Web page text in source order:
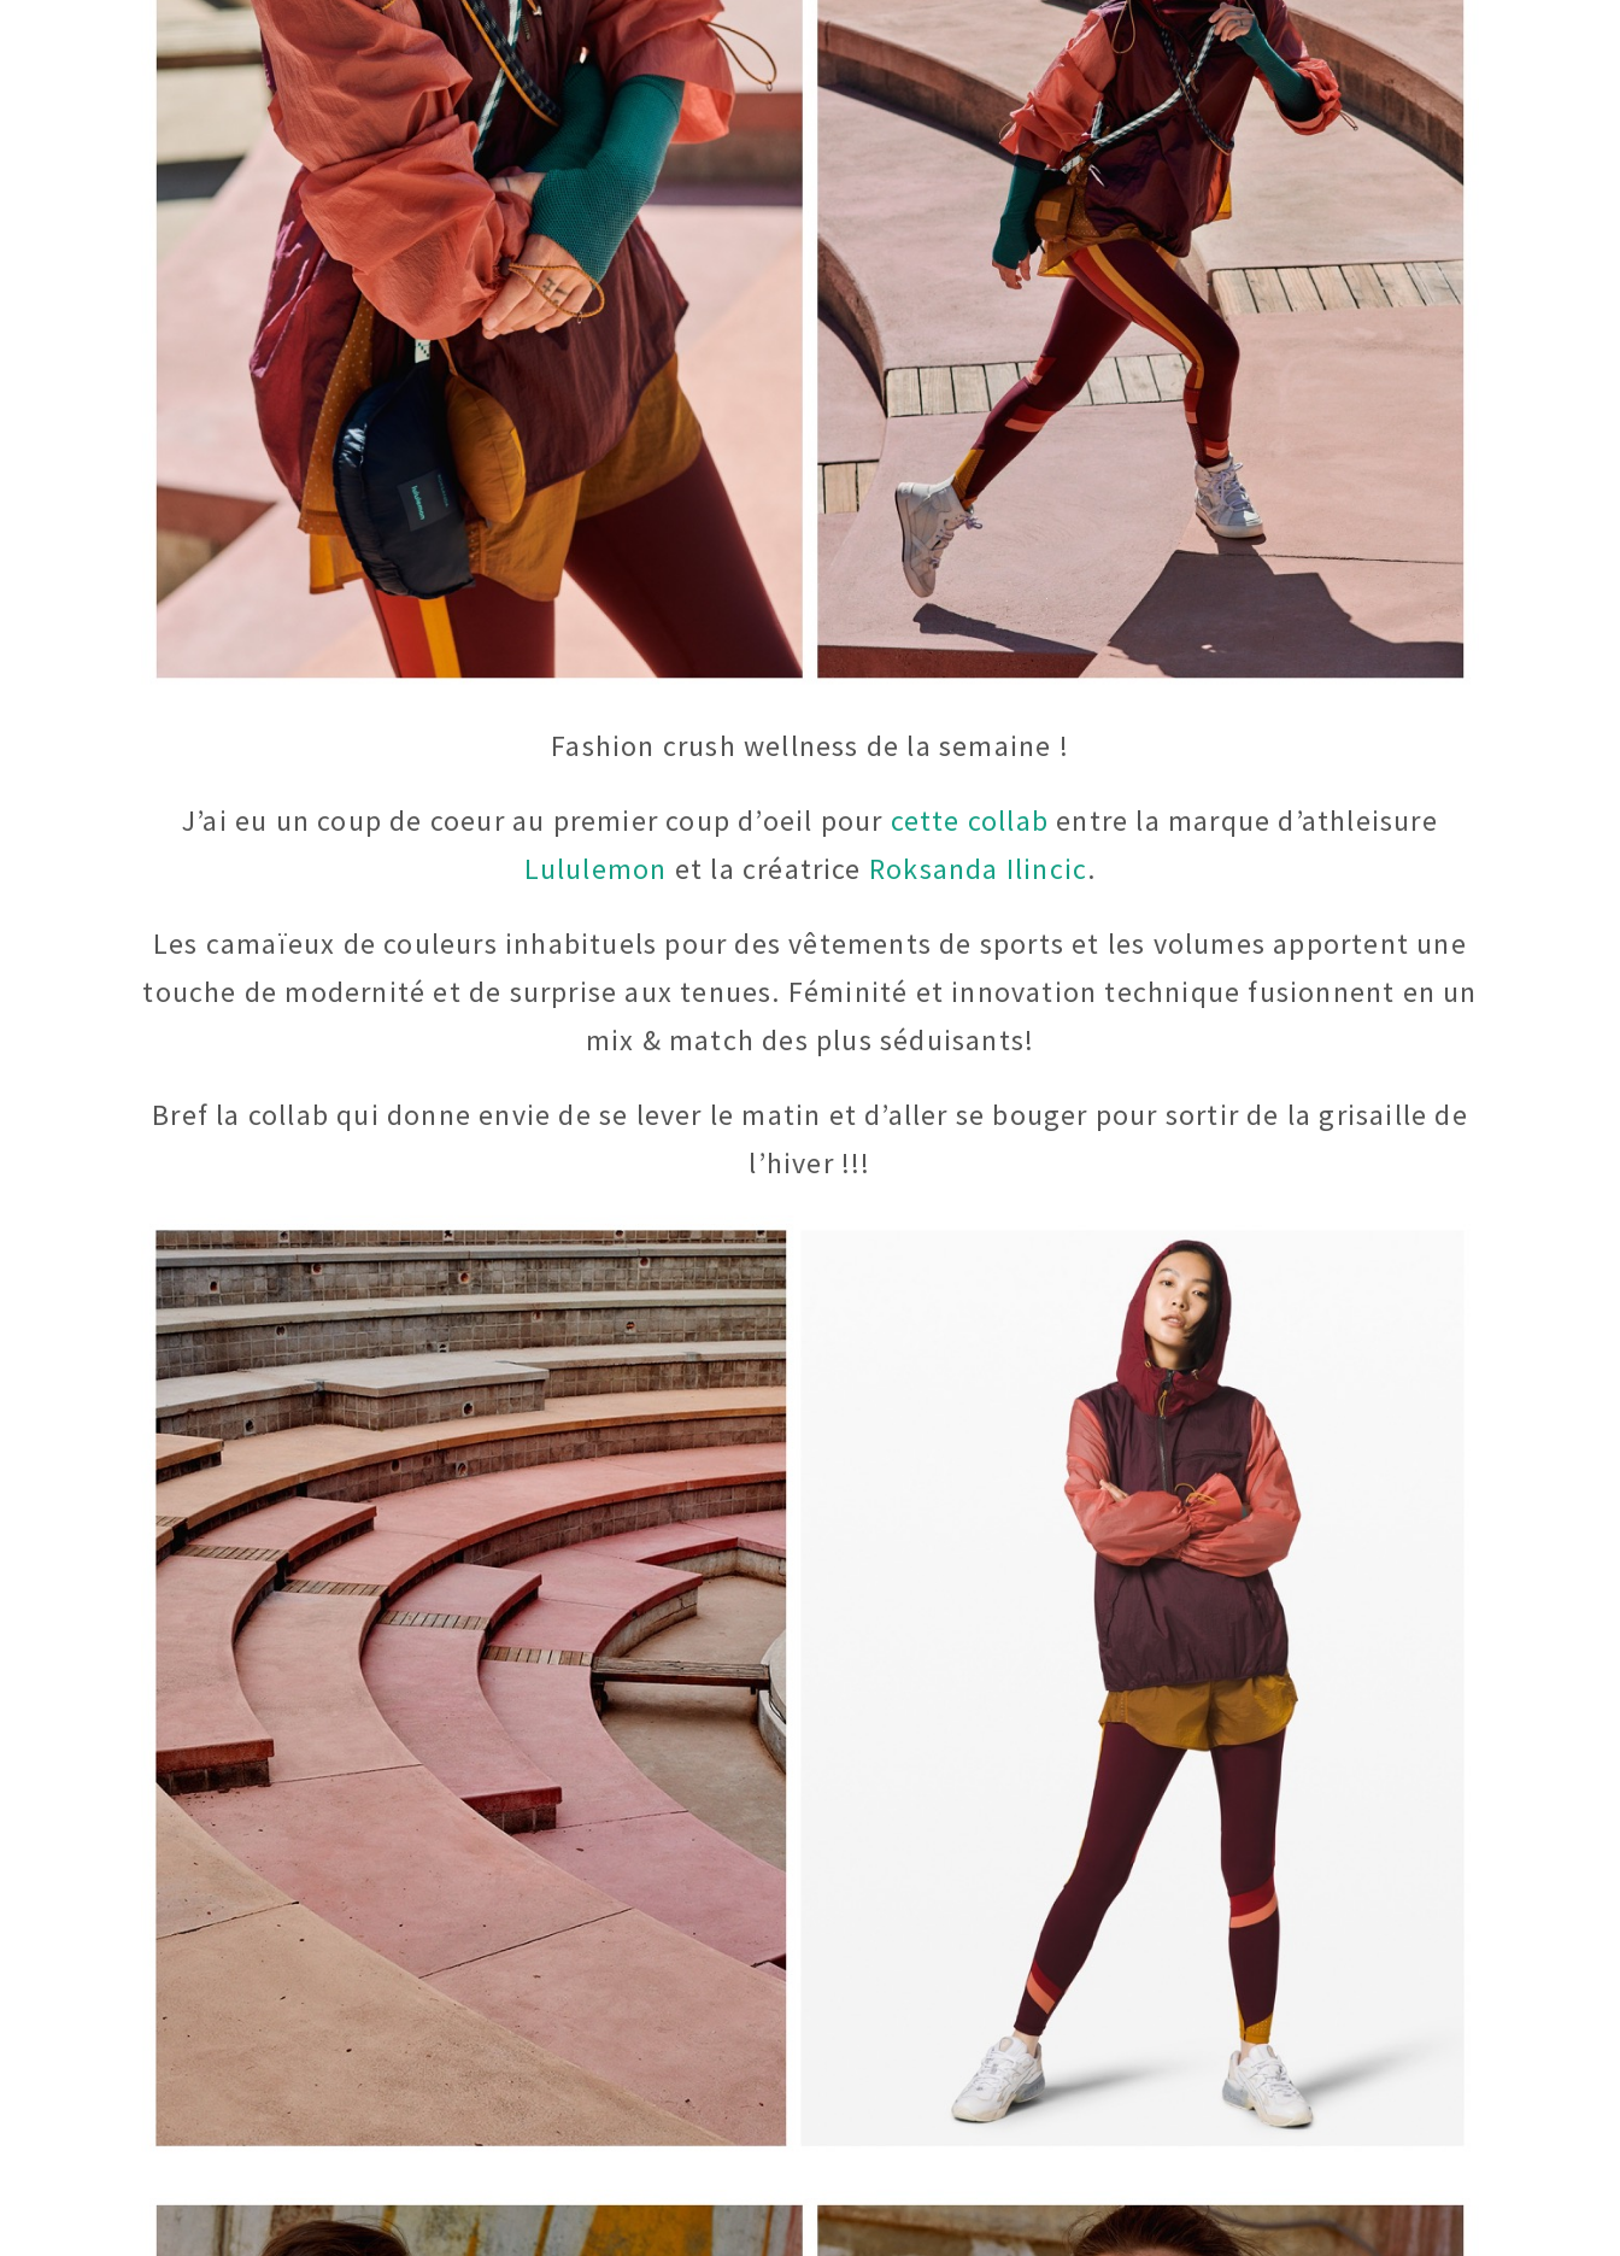
Fashion crush wellness de la semaine !
J’ai eu un coup de coeur au premier coup d’oeil pour cette collab entre la marque d’athleisure
Lululemon et la créatrice Roksanda Ilincic.
Les camaïeux de couleurs inhabituels pour des vêtements de sports et les volumes apportent une
touche de modernité et de surprise aux tenues. Féminité et innovation technique fusionnent en un
mix & match des plus séduisants!
Bref la collab qui donne envie de se lever le matin et d’aller se bouger pour sortir de la grisaille de
l’hiver !!!